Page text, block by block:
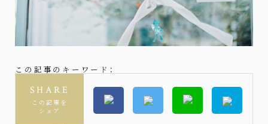
この記事のキーワード：
SHARE
この記事を
シェア